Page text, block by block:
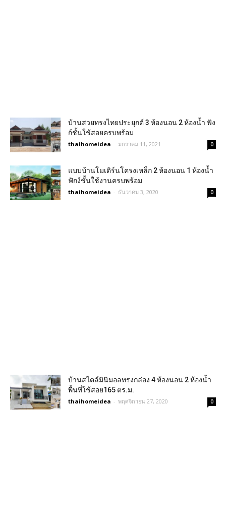
บ้านสวยทรงไทยประยุกต์ 3 ห้องนอน 2 ห้องน้ำ ฟัง
ก์ชั้นใช้สอยครบพร้อม
thaihomeidea - มกราคม 11, 2021 0
แบบบ้านโมเดิร์นโครงเหล็ก 2 ห้องนอน 1 ห้องน้ำ
ฟักง์ชั้นใช้งานครบพร้อม
thaihomeidea - ธันวาคม 3, 2020 0
บ้านสไตล์มินิมอลทรงกล่อง 4 ห้องนอน 2 ห้องน้ำ
พื้นที่ใช้สอย165 ตร.ม.
thaihomeidea - พฤศจิกายน 27, 2020 0